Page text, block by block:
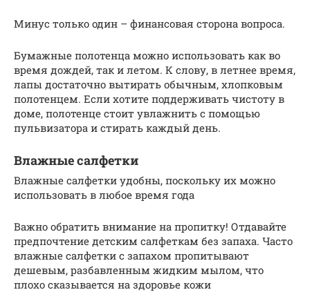
Минус только один – финансовая сторона вопроса.
Бумажные полотенца можно использовать как во
время дождей, так и летом. К слову, в летнее время,
лапы достаточно вытирать обычным, хлопковым
полотенцем. Если хотите поддерживать чистоту в
доме, полотенце стоит увлажнить с помощью
пульвизатора и стирать каждый день.
Влажные салфетки
Влажные салфетки удобны, поскольку их можно
использовать в любое время года
Важно обратить внимание на пропитку! Отдавайте
предпочтение детским салфеткам без запаха. Часто
влажные салфетки с запахом пропитывают
дешевым, разбавленным жидким мылом, что
плохо сказывается на здоровье кожи